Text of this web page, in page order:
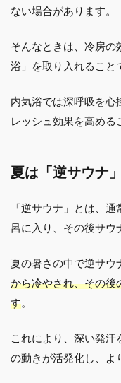
ない場合があります。
そんなときは、冷房の
浴」を取り入れること
内気浴では深呼吸を心
レッシュ効果を高める
夏は「逆サウナ
「逆サウナ」とは、
呂に入り、その後サウ
夏の暑さの中で逆サウ
から冷やされ、その後
す
これにより、深い発
の動きが活発化し、よ